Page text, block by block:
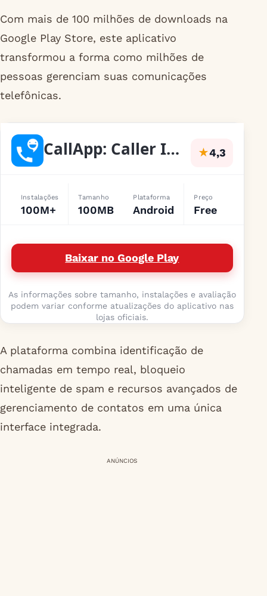
Com mais de 100 milhões de downloads na
Google Play Store, este aplicativo
transformou a forma como milhões de
pessoas gerenciam suas comunicações
telefônicas.
CallApp: Caller ID & Block ★4,3
Instalações
100M+
Tamanho
100MB
Plataforma
Android
Preço
Free
Baixar no Google Play
As informações sobre tamanho, instalações e avaliação
podem variar conforme atualizações do aplicativo nas
lojas oficiais.
A plataforma combina identificação de
chamadas em tempo real, bloqueio
inteligente de spam e recursos avançados de
gerenciamento de contatos em uma única
interface integrada.
ANÚNCIOS